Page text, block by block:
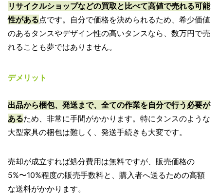
リサイクルショップなどの買取と比べて高値で売れる可能
性がある点です。自分で価格を決められるため、希少価値
のあるタンスやデザイン性の高いタンスなら、数万円で売
れることも夢ではありません。
デメリット
出品から梱包、発送まで、全ての作業を自分で行う必要が
あるため、非常に手間がかかります。特にタンスのような
大型家具の梱包は難しく、発送手続きも大変です。
売却が成立すれば処分費用は無料ですが、販売価格の
5%〜10%程度の販売手数料と、購入者へ送るための高額
な送料がかかります。